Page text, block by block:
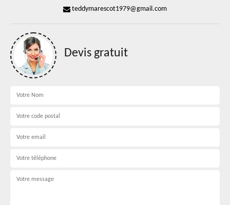
teddymarescot1979@gmail.com
Devis gratuit